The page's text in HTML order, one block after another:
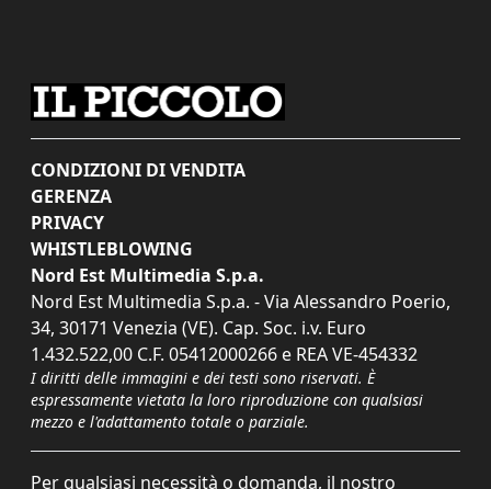
CONDIZIONI DI VENDITA
GERENZA
PRIVACY
WHISTLEBLOWING
Nord Est Multimedia S.p.a.
Nord Est Multimedia S.p.a. - Via Alessandro Poerio,
34, 30171 Venezia (VE). Cap. Soc. i.v. Euro
1.432.522,00 C.F. 05412000266 e REA VE-454332
I diritti delle immagini e dei testi sono riservati. È
espressamente vietata la loro riproduzione con qualsiasi
mezzo e l'adattamento totale o parziale.
Per qualsiasi necessità o domanda, il nostro